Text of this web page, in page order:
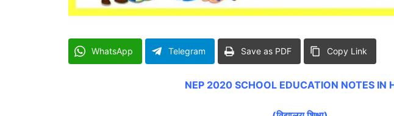
WhatsApp Telegram Save as PDF Copy Link
NEP 2020 SCHOOL EDUCATION NOTES IN